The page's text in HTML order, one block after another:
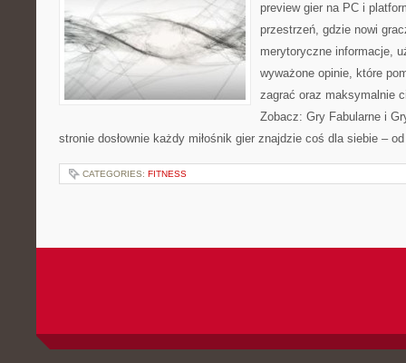
preview gier na PC i
przestrzeń, gdzie nowi
merytoryczne informacje,
wyważone opinie, które
zagrać oraz maksymalnie
Zobacz: Gry Fabularne i
stronie dosłownie każdy miłośnik gier znajdzie coś dla siebie –
CATEGORIES: FITNESS